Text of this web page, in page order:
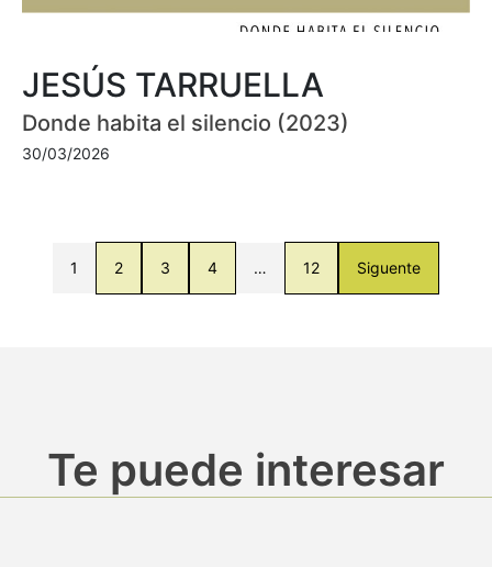
JESÚS TARRUELLA
Donde habita el silencio (2023)
30/03/2026
1 2 3 4 … 12 Siguente
Te puede interesar